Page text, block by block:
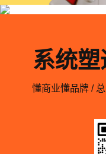
系统塑
懂商业懂品牌 /